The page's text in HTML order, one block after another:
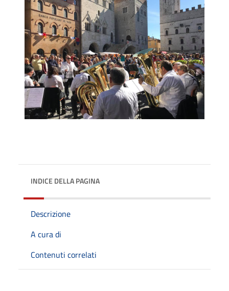
INDICE DELLA PAGINA
Descrizione
A cura di
Contenuti correlati